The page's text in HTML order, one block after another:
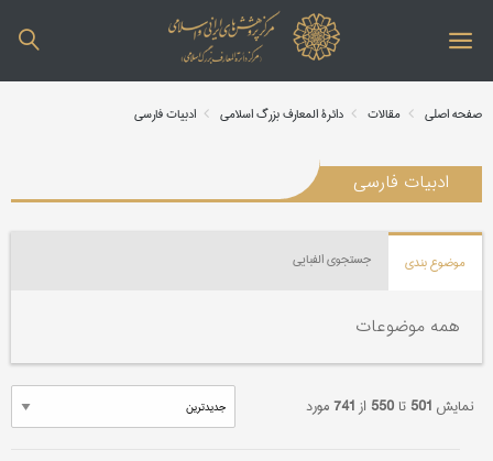
صفحه اصلی مقالات دائرة المعارف بزرگ اسلامی ادبیات فارسی
ادبیات فارسی
موضوع بندی جستجوی الفبایی
همه موضوعات
نمایش 501 تا550 از741مورد